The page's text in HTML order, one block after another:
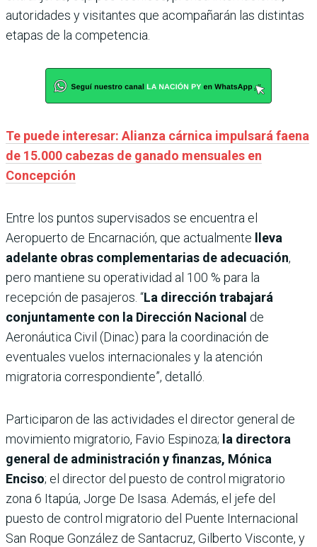
autoridades y visitantes que acompañarán las distintas
etapas de la competencia.
Te puede interesar: Alianza cárnica impulsará faena
de 15.000 cabezas de ganado mensuales en
Concepción
Entre los puntos supervisados se encuentra el
Aeropuerto de Encarnación, que actualmente
lleva
adelante obras complementarias de adecuación,
pero mantiene su operatividad al 100 % para la
recepción de pasajeros. “La dirección trabajará
conjuntamente con la Dirección Nacional de
Aeronáutica Civil (Dinac) para la coordinación de
eventuales vuelos internacionales y la atención
migratoria correspondiente”, detalló.
Participaron de las actividades el director general de
movimiento migratorio, Favio Espinoza; la directora
general de administración y finanzas, Mónica
Enciso; el director del puesto de control migratorio
zona 6 Itapúa, Jorge De Isasa. Además, el jefe del
puesto de control migratorio del Puente Internacional
San Roque González de Santacruz, Gilberto Visconte, y